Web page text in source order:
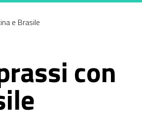
e Brasile
con